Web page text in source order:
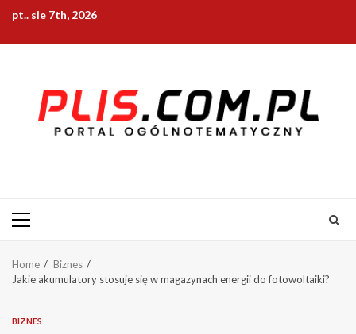
Skip
content
pt.. sie 7th, 2026
Primary
Home
Biznes
Jakie akumulatory stosuje się w magazynach energii do fotowoltaiki?
BIZNES